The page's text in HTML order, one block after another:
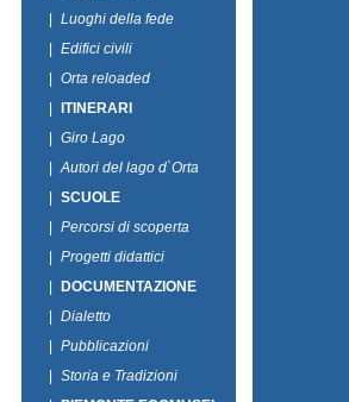
Luoghi della fede
Edifici civili
Orta reloaded
ITINERARI
Giro Lago
Autori del lago d`Orta
SCUOLE
Percorsi di scoperta
Progetti didattici
DOCUMENTAZIONE
Dialetto
Pubblicazioni
Storia e Tradizioni